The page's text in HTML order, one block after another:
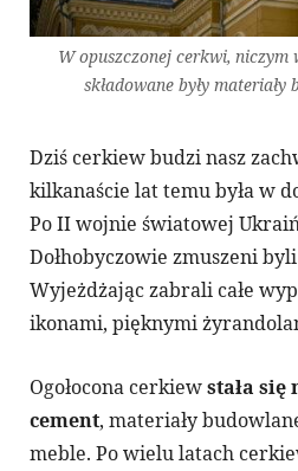
W opuszczonej cerkwi, niczym
składowane były materiały
Dziś cerkiew budzi nasz
kilkanaście lat temu była w
Po II wojnie światowej
Dołhobyczowie zmuszeni
Wyjeżdżając zabrali całe
ikonami, pięknymi
Ogołocona cerkiewstała się
cement, materiały
meble. Po wielu latach